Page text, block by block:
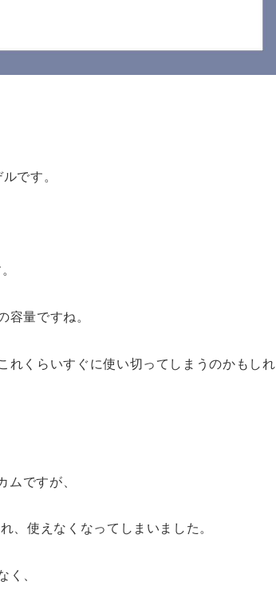
です。
量ですね。
れくらいすぐに使い切ってしまうのかもしれ
ですが、
、使えなくなってしまいました。
、